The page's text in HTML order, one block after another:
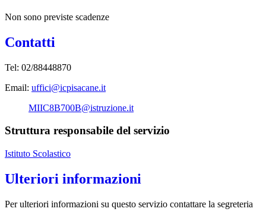
Non sono previste scadenze
Contatti
Tel: 02/88448870
Email: uffici@icpisacane.it
MIIC8B700B@istruzione.it
Struttura responsabile del servizio
Istituto Scolastico
Ulteriori informazioni
Per ulteriori informazioni su questo servizio contattare la segreteria